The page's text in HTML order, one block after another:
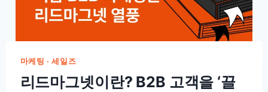
마케팅 · 세일즈
리드마그넷이란? B2B 고객을 ‘끌